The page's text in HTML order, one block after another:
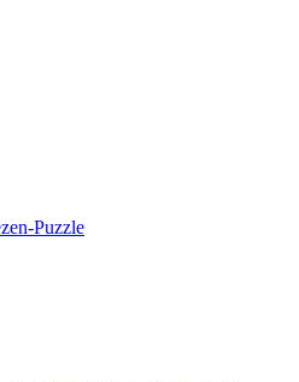
Puzzle